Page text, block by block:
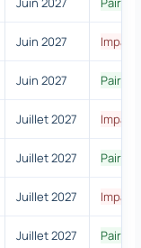
Juin 2027 Impaire
Juin 2027 Paire
Juillet 2027 Impaire
Juillet 2027 Paire
Juillet 2027 Impaire
Juillet 2027 Paire